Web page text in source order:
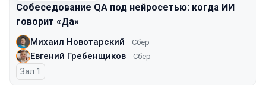
Собеседование QA под нейросетью: когда ИИ
говорит «Да»
Михаил Новотарский Сбер
Евгений Гребенщиков Сбер
Зал 1